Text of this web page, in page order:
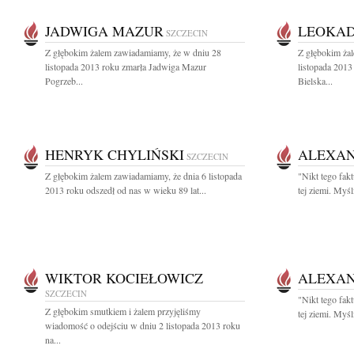
JADWIGA MAZUR SZCZECIN
Z głębokim żalem zawiadamiamy, że w dniu 28
listopada 2013 roku zmarła Jadwiga Mazur
Pogrzeb...
Z głębokim
listopada
Bielska...
HENRYK CHYLIŃSKI SZCZECIN
Z głębokim żalem zawiadamiamy, że dnia 6 listopada
2013 roku odszedł od nas w wieku 89 lat...
"Nikt tego
tej ziemi.
WIKTOR KOCIEŁOWICZ
SZCZECIN
Z głębokim smutkiem i żalem przyjęliśmy
wiadomość o odejściu w dniu 2 listopada 2013 roku
na...
"Nikt tego
tej ziemi.